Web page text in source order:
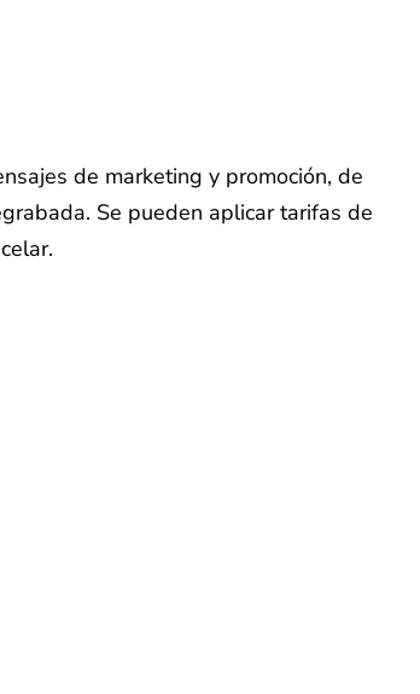
de marketing y promoción, de
Se pueden aplicar tarifas de